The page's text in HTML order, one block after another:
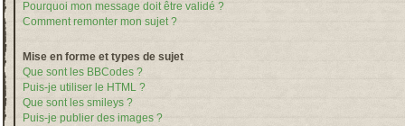
Pourquoi mon message doit être validé ?
Comment remonter mon sujet ?
Mise en forme et types de sujet
Que sont les BBCodes ?
Puis-je utiliser le HTML ?
Que sont les smileys ?
Puis-je publier des images ?